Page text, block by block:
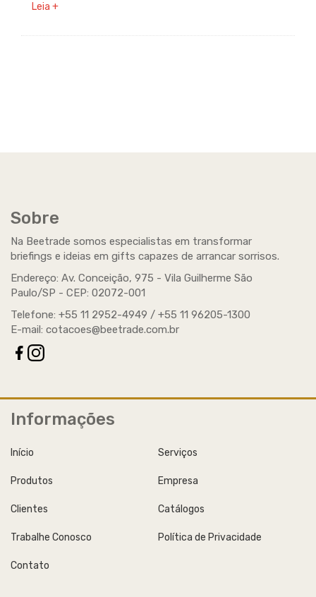
Leia +
Sobre
Na Beetrade somos especialistas em transformar
briefings e ideias em gifts capazes de arrancar sorrisos.
Endereço: Av. Conceição, 975 - Vila Guilherme São
Paulo/SP - CEP: 02072-001
Telefone: +55 11 2952-4949 / +55 11 96205-1300
E-mail: cotacoes@beetrade.com.br
Informações
Início Serviços
Produtos Empresa
Clientes Catálogos
Trabalhe Conosco Política de Privacidade
Contato